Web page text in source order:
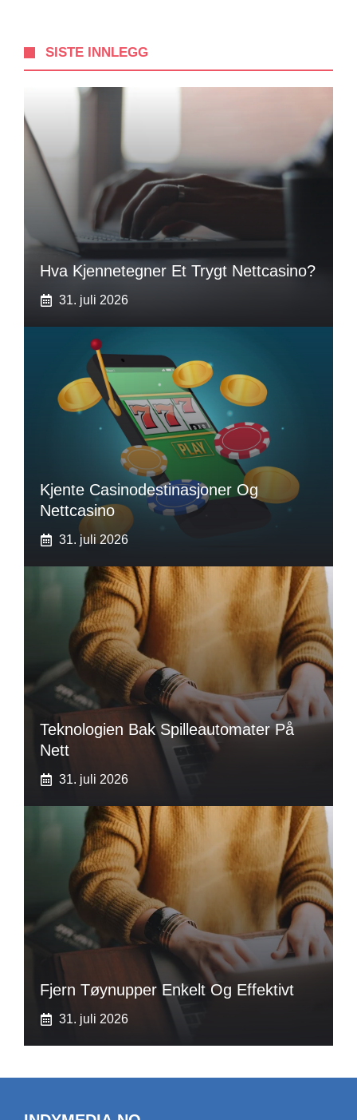
SISTE INNLEGG
Hva Kjennetegner Et Trygt Nettcasino?
31. juli 2026
Kjente Casinodestinasjoner Og
Nettcasino
31. juli 2026
Teknologien Bak Spilleautomater På
Nett
31. juli 2026
Fjern Tøynupper Enkelt Og Effektivt
31. juli 2026